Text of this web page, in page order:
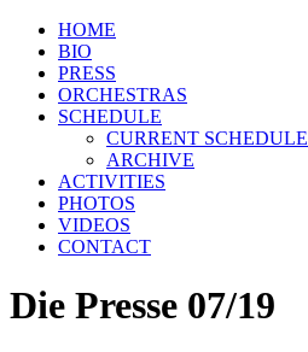
HOME
BIO
PRESS
ORCHESTRAS
SCHEDULE
CURRENT SCHEDULE
ARCHIVE
ACTIVITIES
PHOTOS
VIDEOS
CONTACT
Die Presse 07/19